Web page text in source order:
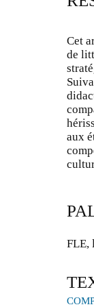
Cet
de
aux
FLE,